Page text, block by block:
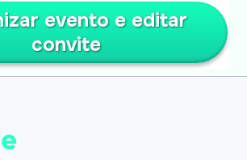
evento e editar
convite